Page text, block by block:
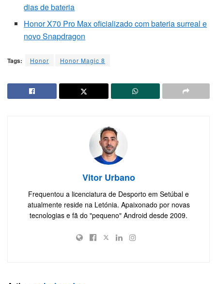
dias de bateria
Honor X70 Pro Max oficializado com bateria surreal e
novo Snapdragon
Tags: Honor Honor Magic 8
Vitor Urbano
Frequentou a licenciatura de Desporto em Setúbal e
atualmente reside na Letónia. Apaixonado por novas
tecnologias e fã do "pequeno" Android desde 2009.